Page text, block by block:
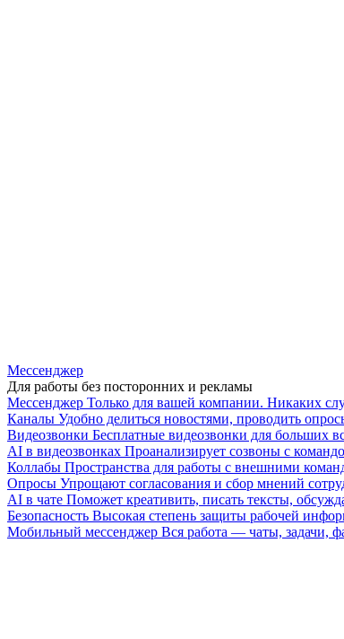
Мессенджер
Для работы без посторонних и рекламы
Мессенджер Только для вашей компании. Никаких
Каналы Удобно делиться новостями, проводить
Видеозвонки Бесплатные видеозвонки для больших
AI в видеозвонках Проанализирует созвоны с
Коллабы Пространства для работы с внешними
Опросы Упрощают согласования и сбор мнений
AI в чате Поможет креативить, писать тексты,
Безопасность Высокая степень защиты рабочей
Мобильный мессенджер Вся работа — чаты, задачи,